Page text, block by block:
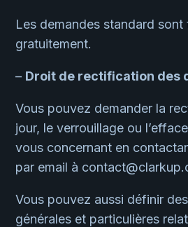
Les demandes standard sont
gratuitement.
– Droit de rectification des
Vous pouvez demander la
jour, le verrouillage ou
vous concernant en
par email à
Vous pouvez aussi définir
générales et particulières